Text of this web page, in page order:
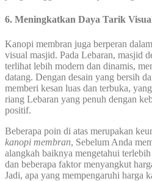
6. Meningkatkan Daya Tarik
Kanopi membran juga berperan
visual masjid. Pada Lebaran, masjid
terlihat lebih modern dan dinamis,
datang. Dengan desain yang bersih
memberi kesan luas dan terbuka,
riang Lebaran yang penuh dengan
positif.
Beberapa poin di atas merupakan
kanopi membran, Sebelum Anda
alangkah baiknya mengetahui
dan beberapa faktor menyangkut
Jadi, apa yang mempengaruhi harga